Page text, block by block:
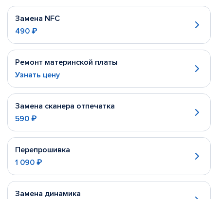
Замена NFC
490 ₽
Ремонт материнской платы
Узнать цену
Замена сканера отпечатка
590 ₽
Перепрошивка
1 090 ₽
Замена динамика